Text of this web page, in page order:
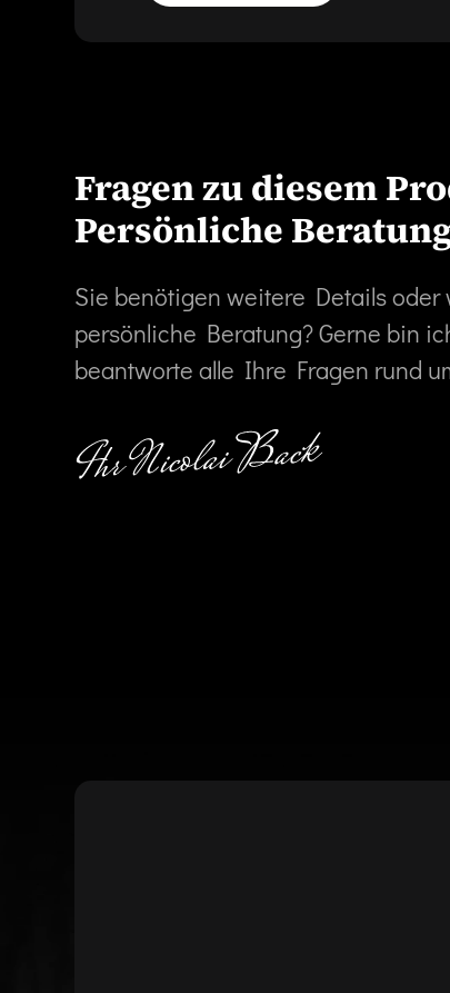
Fragen zu diesem
Persönliche
Sie benötigen weitere Details oder
persönliche Beratung? Gerne bin
beantworte alle Ihre Fragen rund